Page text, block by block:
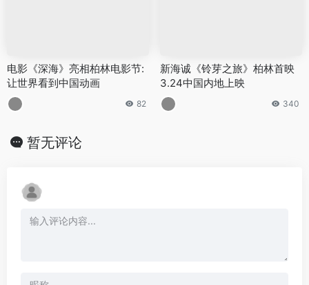
电影《深海》亮相柏林电影节:
让世界看到中国动画
82
新海诚《铃芽之旅》柏林首映
3.24中国内地上映
340
暂无评论